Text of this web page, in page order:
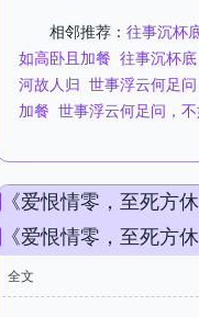
相邻推荐： 往事沉杯
如高卧且加餐 往事沉杯
河故人归 世事浮云何足
加餐 世事浮云何足问，
《爱恨情零，至死方
《爱恨情零，至死方
全文